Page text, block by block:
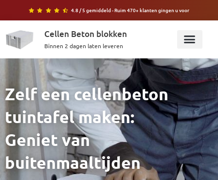
inhoud
4.8 / 5 gemiddeld - Ruim 470+ klanten gingen u voor
Cellen Beton blokken
Binnen 2 dagen laten leveren
Zelf een cellenbeton
tuintafel maken:
Geniet van
buitenmaaltijden